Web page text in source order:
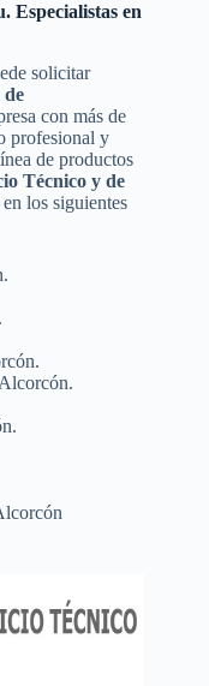
Especialistas en
solicitar
de
con más de
profesional y
de productos
Técnico y de
en los siguientes